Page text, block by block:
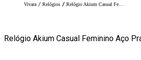
Vivara / Relógios /
Relógio Akium Casual Feminino Aço